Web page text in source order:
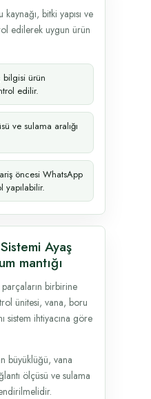
bitki yapısı ve
edilerek uygun ürün
bilgisi ürün
edilir.
ve sulama aralığı
öncesi WhatsApp
yapılabilir.
Ayaş
mantığı
birbirine
ünitesi, vana, boru
sistem ihtiyacına göre
büyüklüğü, vana
ölçüsü ve sulama